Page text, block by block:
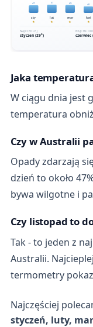
Jaka
W ciągu dnia jest
temperatura
Czy w Australii
Opady zdarzają
dzień to około
bywa wilgotne i
Czy listopad to
Tak - to jeden z
Australii.
termometry
Najczęściej
styczeń, luty,